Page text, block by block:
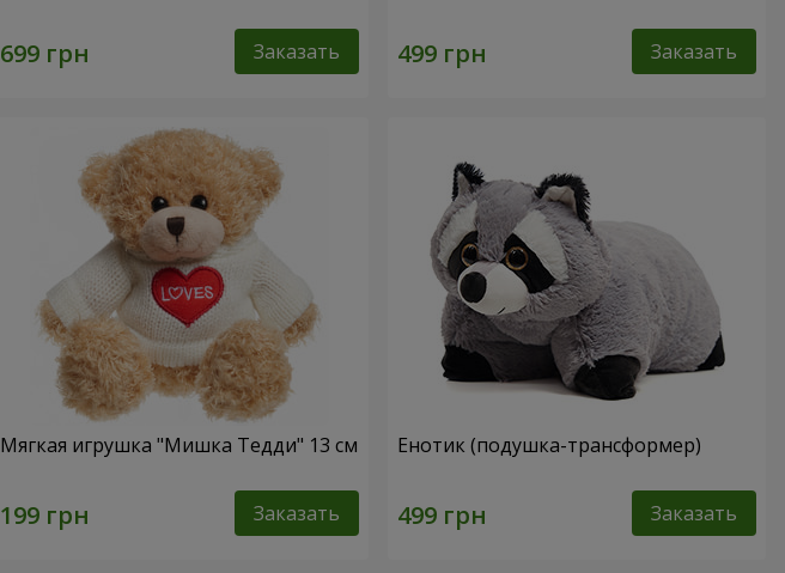
Заказать Заказать
Мягкая игрушка "Мишка Тедди" 13 см
Заказать
Енотик (подушка-трансформер)
Заказать